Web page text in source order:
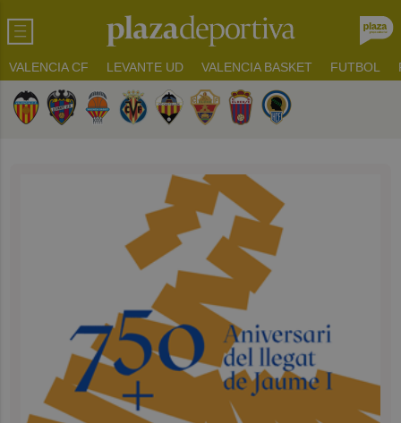
VALENCIA CF LEVANTE UD VALENCIA BASKET FUTBOL